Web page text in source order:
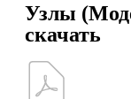
Узлы
скачать